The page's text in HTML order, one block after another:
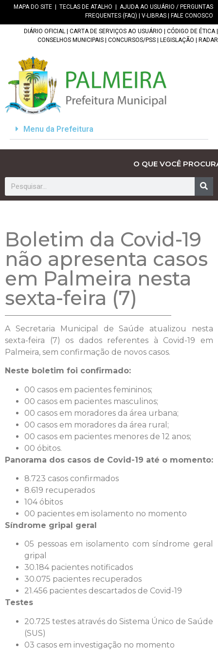
MAPA DO SITE TECLAS DE ATALHO
AJUDA AO USUÁRIO / PERGUNTAS
FREQUENTES (FAQ)
V-LIBRAS FALE CONOSCO
DIÁRIO OFICIAL CARTA DE SERVIÇOS AO USUÁRIO CÓDIGO DE ÉTICA|
CONSELHOS MUNICIPAIS
CONCURSOS/PSS LEGISLAÇÃO RADAR
Menu da Prefeitura
O QUE VOCÊ
Boletim da Covid-19
não apresenta casos
em Palmeira nesta
sexta-feira (7)
A Secretaria Municipal de Saúde atualizou nesta
sexta-feira (7) os dados referentes à Covid-19 em
Palmeira, sem confirmação de novos casos.
Neste boletim foi confirmado:
00 casos em pacientes femininos;
00 casos em pacientes masculinos;
00 casos em moradores da área urbana;
00 casos em moradores da área rural;
00 casos em pacientes menores de 12 anos;
00 óbitos.
Panorama dos casos de Covid-19 até o momento:
8.723 casos confirmados
8.619 recuperados
104 óbitos
00 pacientes em isolamento no momento
Síndrome gripal geral
05 pessoas em isolamento com síndrome geral
gripal
30.184 pacientes notificados
30.075 pacientes recuperados
21.456 pacientes descartados de Covid-19
Testes
20.725 testes através do Sistema Único de Saúde
(SUS)
03 casos em investigação no momento